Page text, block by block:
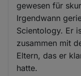
gewesen für
Irgendwann
Scientology. Er
zusammen mit
Eltern, das er
hatte.